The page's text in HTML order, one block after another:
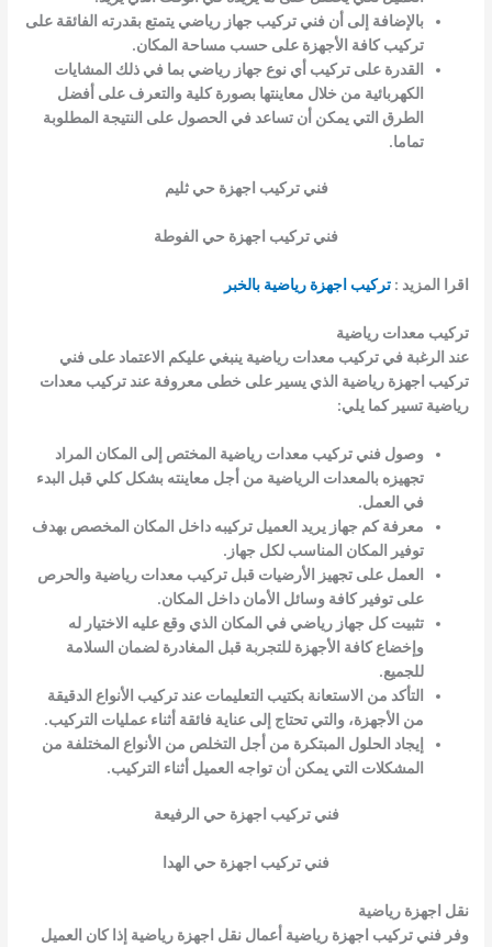
بالإضافة إلى أن فني تركيب جهاز رياضي يتمتع بقدرته الفائقة على
تركيب كافة الأجهزة على حسب مساحة المكان.
القدرة على تركيب أي نوع جهاز رياضي بما في ذلك المشايات
الكهربائية من خلال معاينتها بصورة كلية والتعرف على أفضل
الطرق التي يمكن أن تساعد في الحصول على النتيجة المطلوبة
تماما.
فني تركيب اجهزة حي ثليم
فني تركيب اجهزة حي الفوطة
اقرا المزيد :تركيب اجهزة رياضية بالخبر
تركيب معدات رياضية
عند الرغبة في تركيب معدات رياضية ينبغي عليكم الاعتماد على فني
تركيب اجهزة رياضية الذي يسير على خطى معروفة عند تركيب معدات
رياضية تسير كما يلي:
وصول فني تركيب معدات رياضية المختص إلى المكان المراد
تجهيزه بالمعدات الرياضية من أجل معاينته بشكل كلي قبل البدء
في العمل.
معرفة كم جهاز يريد العميل تركيبه داخل المكان المخصص بهدف
توفير المكان المناسب لكل جهاز.
العمل على تجهيز الأرضيات قبل تركيب معدات رياضية والحرص
على توفير كافة وسائل الأمان داخل المكان.
تثبيت كل جهاز رياضي في المكان الذي وقع عليه الاختيار له
وإخضاع كافة الأجهزة للتجربة قبل المغادرة لضمان السلامة
للجميع.
التأكد من الاستعانة بكتيب التعليمات عند تركيب الأنواع الدقيقة
من الأجهزة، والتي تحتاج إلى عناية فائقة أثناء عمليات التركيب.
إيجاد الحلول المبتكرة من أجل التخلص من الأنواع المختلفة من
المشكلات التي يمكن أن تواجه العميل أثناء التركيب.
فني تركيب اجهزة حي الرفيعة
فني تركيب اجهزة حي الهدا
نقل اجهزة رياضية
وفر فني تركيب اجهزة رياضية أعمال نقل اجهزة رياضية إذا كان العميل